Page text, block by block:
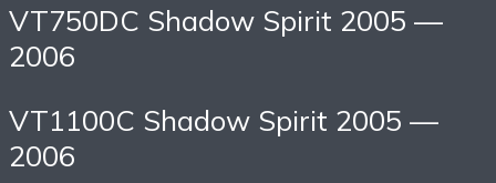
VT750DC Shadow Spirit 2005 —
2006
VT1100C Shadow Spirit 2005 —
2006